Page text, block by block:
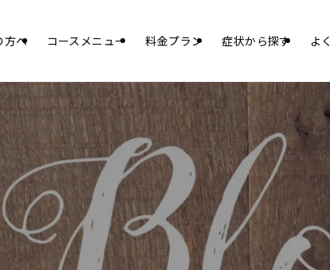
方へ コースメニュー 料金プラン 症状から探す よ